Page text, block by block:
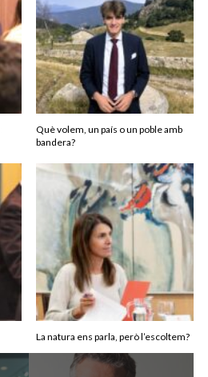
Què volem, un país o un poble amb
bandera?
La natura ens parla, però l’escoltem?